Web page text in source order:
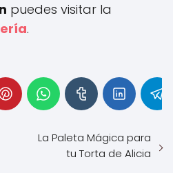
puedes visitar la
.
La Paleta Mágica para
tu Torta de Alicia